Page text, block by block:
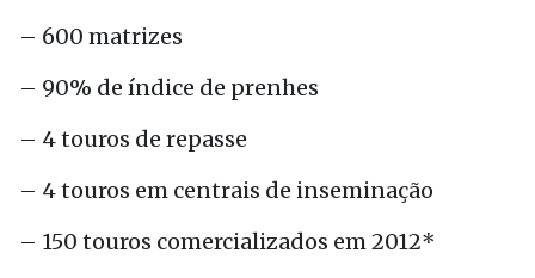
– 600 matrizes
– 90% de índice de prenhes
– 4 touros de repasse
– 4 touros em centrais de inseminação
– 150 touros comercializados em 2012*